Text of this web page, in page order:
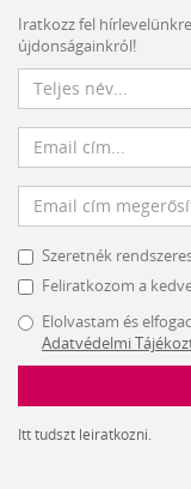
Iratkozz fel
újdonságainkról!
Szeretnék
Feliratkozom a
Elolvastam és
Adatvédelmi
Itt tudszt leiratkozni.